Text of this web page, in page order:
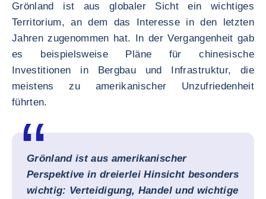
Grönland ist aus globaler Sicht ein wichtiges
Territorium, an dem das Interesse in den letzten
Jahren zugenommen hat. In der Vergangenheit gab
es beispielsweise Pläne für chinesische
Investitionen in Bergbau und Infrastruktur, die
meistens zu amerikanischer Unzufriedenheit
führten.
Grönland ist aus amerikanischer
Perspektive in dreierlei Hinsicht besonders
wichtig: Verteidigung, Handel und wichtige